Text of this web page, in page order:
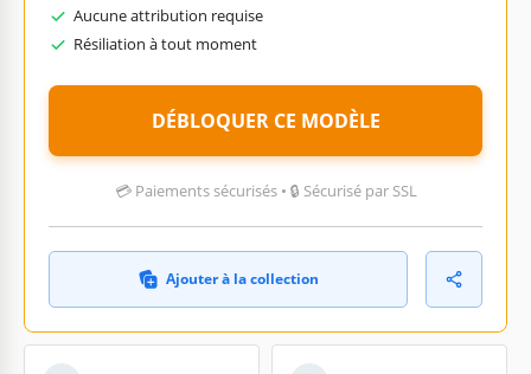
Aucune attribution requise
Résiliation à tout moment
DÉBLOQUER CE MODÈLE
💳 Paiements sécurisés • 🔒 Sécurisé par SSL
Ajouter à la collection